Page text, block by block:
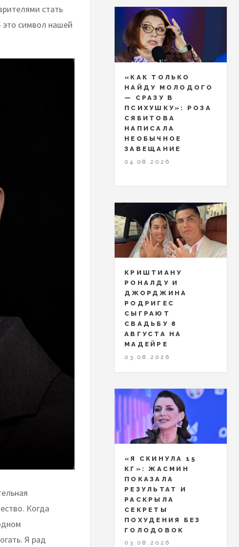
стать
символ нашей
Когда
Я рад
«КАК ТОЛЬКО
НАЙДУ МОЛОДОГО
— СРАЗУ В
ПСИХУШКУ»: РОЗА
СЯБИТОВА
НАПИСАЛА
НЕОБЫЧНОЕ
ЗАВЕЩАНИЕ
04.08.2026
КРИШТИАНУ
РОНАЛДУ И
ДЖОРДЖИНА
РОДРИГЕС
СЫГРАЮТ
СВАДЬБУ 8
АВГУСТА НА
МАДЕЙРЕ
03.08.2026
«Я СКИНУЛА 15
КГ»: ЖАСМИН
ПОКАЗАЛА
РЕЗУЛЬТАТ И
РАСКРЫЛА
СЕКРЕТЫ
ПОХУДЕНИЯ БЕЗ
ГОЛОДОВОК
03.08.2026